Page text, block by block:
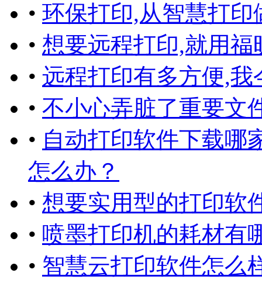
• 环保打印,从智慧打印
• 想要远程打印,就用福
• 远程打印有多方便,
• 不小心弄脏了重要文
• 自动打印软件下载哪
怎么办？
• 想要实用型的打印软
• 喷墨打印机的耗材有
• 智慧云打印软件怎么